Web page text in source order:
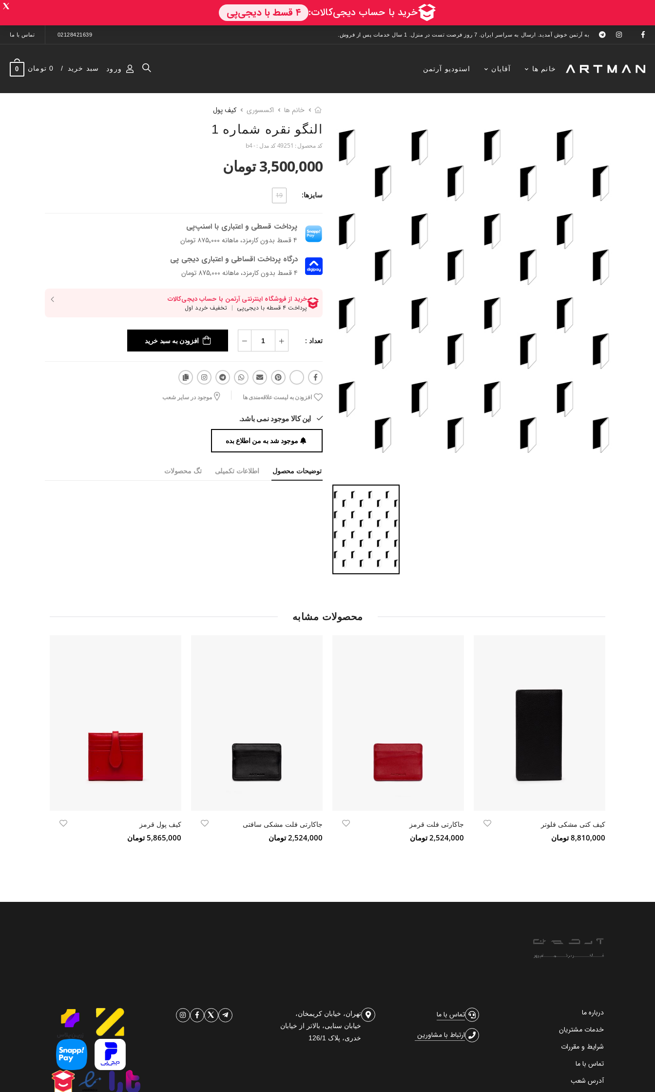
به آرتمن خوش آمدید. ارسال به سراسر ایران. 7 روز فرصت تست در منزل. 1 سال خدمات پس از فروش. 02128421639 تماس با ما
خانم ها آقایان استودیو آرتمن ورود سبد خرید 0 تومان 0
خانم ها اکسسوری کیف پول
النگو نقره شماره 1
کد محصول : 49251کد مدل :- b4
3,500,000 تومان
سایزها: 19
پرداخت قسطی و اعتباری با اسنپ‌پی
۴ قسط بدون کارمزد، ماهانه ۸۷۵٬۰۰۰ تومان
درگاه پرداخت اقساطی و اعتباری دیجی پی
۴ قسط بدون کارمزد، ماهانه 875,000 تومان
تعداد : افزودن به سبد خرید
افزودن به لیست علاقه‌مندی ها موجود در سایر شعب
این کالا موجود نمی باشد.
موجود شد به من اطلاع بده
توضیحات محصول اطلاعات تکمیلی تگ محصولات
محصولات مشابه
کیف کتی مشکی فلوتر
8,810,000 تومان
جاکارتی فلت قرمز
2,524,000 تومان
جاکارتی فلت مشکی سافتی
2,524,000 تومان
کیف پول قرمز
5,865,000 تومان
درباره ما
خدمات مشتریان
شرایط و مقررات
تماس با ما
آدرس شعب
تماس با ما
ارتباط با مشاورین
تهران، خیابان کریمخان،
خیابان سنایی، بالاتر از خیابان
خدری، پلاک 126/1